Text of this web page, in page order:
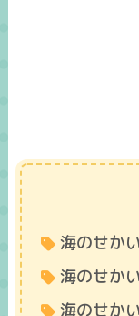
海のせか
海のせか
海のせか